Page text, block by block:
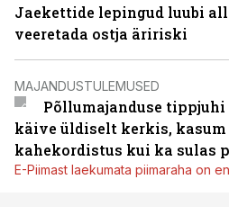
Jaekettide lepingud luubi
veeretada ostja äririski
MAJANDUSTULEMUSED
Põllumajanduse
käive üldiselt kerkis,
kahekordistus kui ka sulas
E-Piimast laekumata piimaraha on